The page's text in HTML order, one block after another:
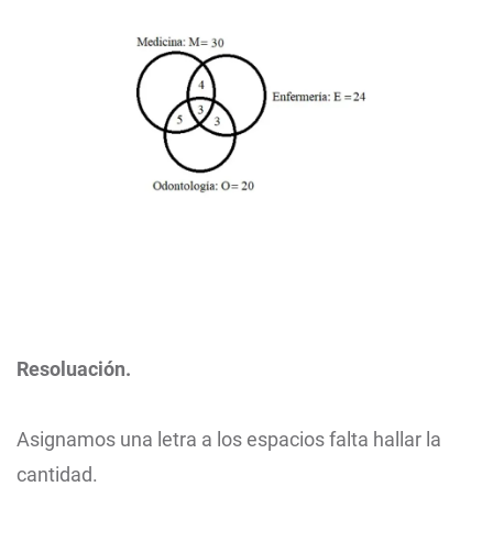
Resoluación.
Asignamos una letra a los espacios falta hallar la
cantidad.